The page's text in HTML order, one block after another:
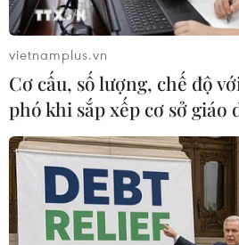
vietnamplus.vn
Cơ cấu, số lượng, chế độ
phó khi sắp xếp cơ sở giáo